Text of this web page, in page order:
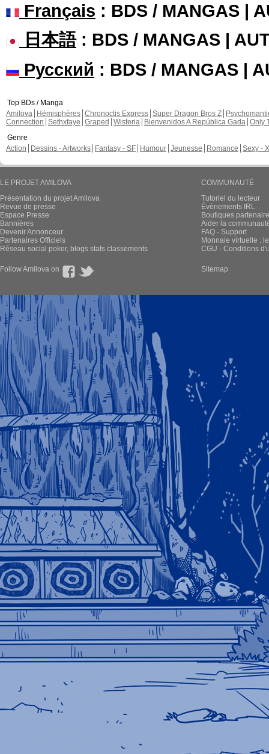
Français : BDS / MANGAS |
日本語: BDS / MANGAS |
Русский : BDS / MANGAS |
Top BDs / Manga
Amilova
Hémisphères Chronoctis Express Super Dragon Bros Z
Connection Sethxfaye Graped Wisteria Bienvenidos A República Gada Only
Genre
Action
Dessins - Artworks Fantasy - SF Humour Jeunesse Romance Sexy -
LE PROJET AMILOVA
Présentation du projet Amilova
Revue de presse
Espace Presse
Bannières
Devenir Annonceur
Partenaires Officiels
Réseau social poker, blogs stats classements
COMMUNAUTÉ
Tutoriel du lecteur
Évènements IRL
Boutiques
Aider la
FAQ - Support
Monnaie virtuelle :
CGU - Conditions
Follow Amilova on Sitemap